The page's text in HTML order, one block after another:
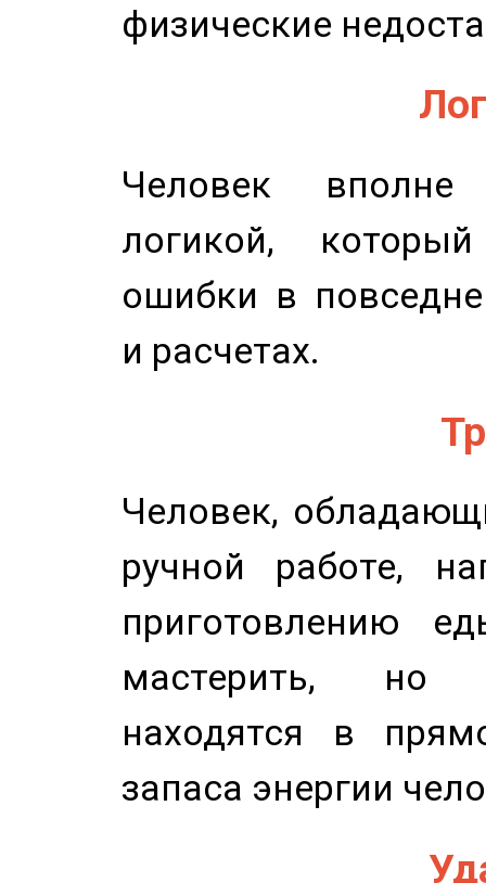
физические
Человек
логикой,
ошибки в
и расчетах.
Человек,
ручной работе,
приготовлению
мастерить, но
находятся в
запаса энергии